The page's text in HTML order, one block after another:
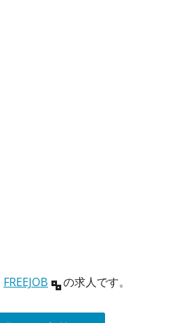
FREEJOB の求人です。